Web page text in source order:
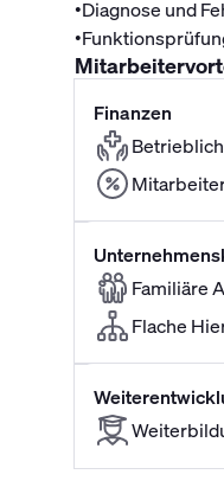
•Diagnose und
•
Finanzen
Familiäre
Flache